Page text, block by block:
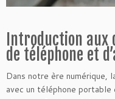
Introduction
de téléphone et
Dans notre ère numérique,
avec un téléphone